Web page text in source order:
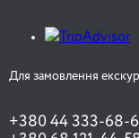
Для замовлення
+380 44 333-68-